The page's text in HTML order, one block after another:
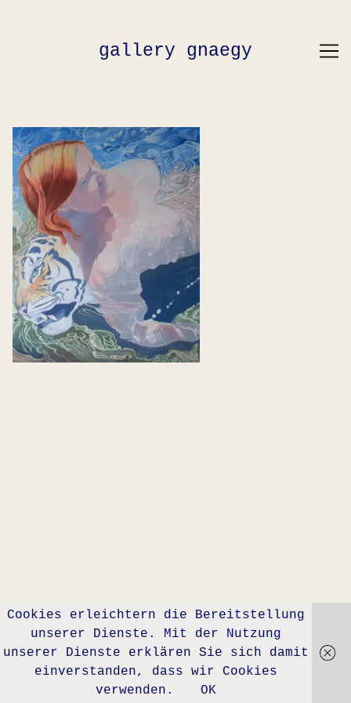
gallery gnaegy
Cookies erleichtern die Bereitstellung
unserer Dienste. Mit der Nutzung
unserer Dienste erklären Sie sich damit
einverstanden, dass wir Cookies
verwenden.
OK